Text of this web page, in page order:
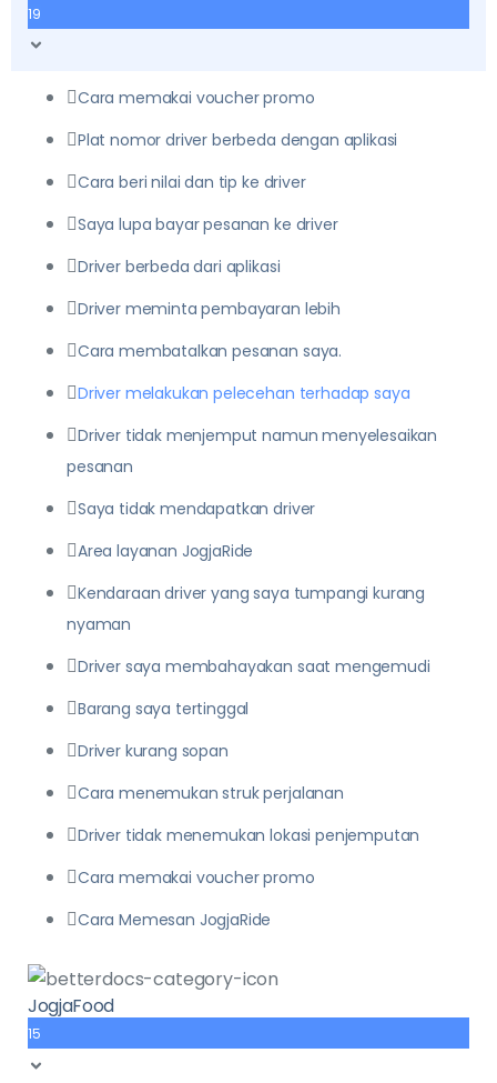
19
Cara memakai voucher promo
Plat nomor driver berbeda dengan aplikasi
Cara beri nilai dan tip ke driver
Saya lupa bayar pesanan ke driver
Driver berbeda dari aplikasi
Driver meminta pembayaran lebih
Cara membatalkan pesanan saya.
Driver melakukan pelecehan terhadap saya
Driver tidak menjemput namun menyelesaikan
pesanan
Saya tidak mendapatkan driver
Area layanan JogjaRide
Kendaraan driver yang saya tumpangi kurang
nyaman
Driver saya membahayakan saat mengemudi
Barang saya tertinggal
Driver kurang sopan
Cara menemukan struk perjalanan
Driver tidak menemukan lokasi penjemputan
Cara memakai voucher promo
Cara Memesan JogjaRide
JogjaFood
15